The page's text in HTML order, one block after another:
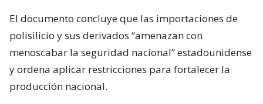
El documento concluye que las importaciones de
polisilicio y sus derivados “amenazan con
menoscabar la seguridad nacional” estadounidense
y ordena aplicar restricciones para fortalecer la
producción nacional.